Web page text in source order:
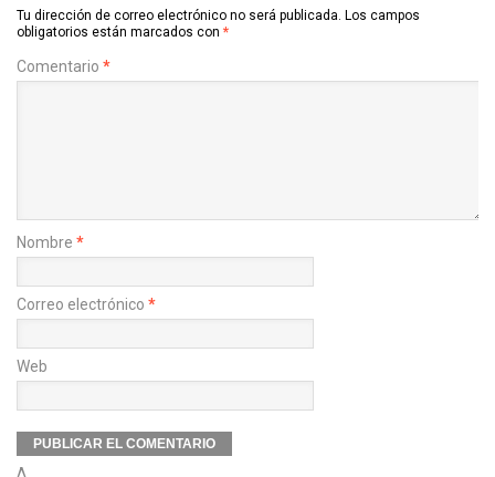
Tu dirección de correo electrónico no será publicada. Los campos
obligatorios están marcados con *
Comentario *
Nombre *
Correo electrónico *
Web